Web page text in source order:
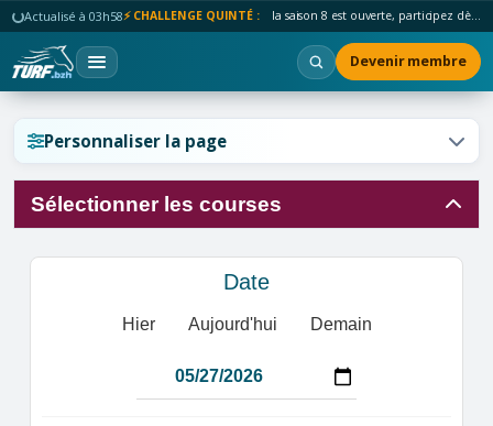
Actualisé à 03h58⚡ CHALLENGE QUINTÉ : la saison 8 est ouverte, participez dès maintenant !
Devenir membre
Personnaliser la page
Sélectionner les courses
Date
Hier Aujourd'hui Demain
Réinitialiser l'affichage ?
Réinitialiser